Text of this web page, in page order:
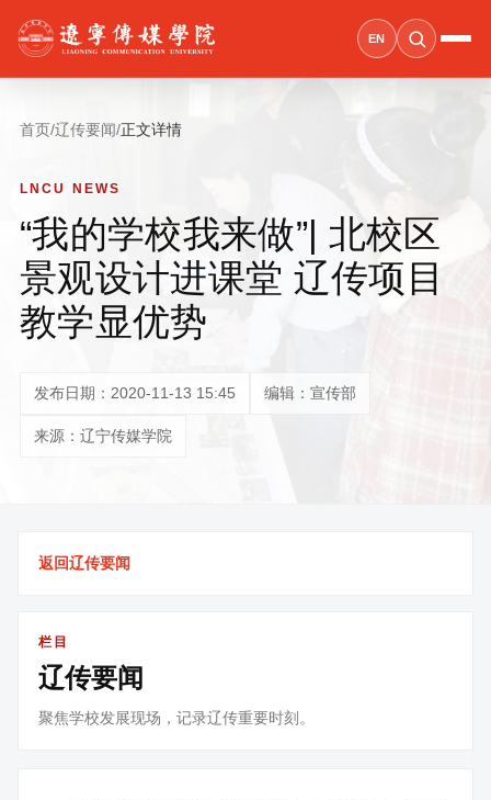
EN
首页/辽传要闻/正文详情
LNCU NEWS
“我的学校我来做”| 北校区
景观设计进课堂 辽传项目
教学显优势
发布日期：2020-11-13 15:45 编辑：宣传部
来源：辽宁传媒学院
返回辽传要闻
栏目
辽传要闻
聚焦学校发展现场，记录辽传重要时刻。